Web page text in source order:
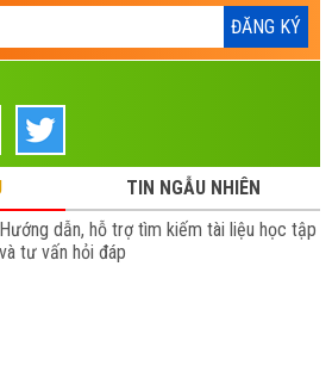
TIN NGẪU NHIÊN
Hướng dẫn, hỗ trợ tìm kiếm tài liệu học tập
và tư vấn hỏi đáp